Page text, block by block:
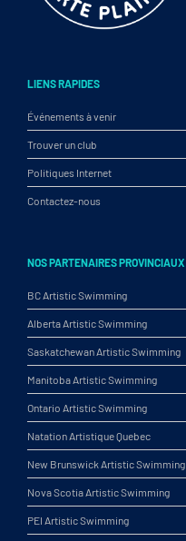
LIENS RAPIDES
Événements à venir
Trouver un club
Politiques Internet
Contactez-nous
NOS PARTENAIRES PROVINCIAUX
BC Artistic Swimming
Alberta Artistic Swimming
Saskatchewan Artistic Swimming
Manitoba Artistic Swimming
Ontario Artistic Swimming
Natation Artistique Quebec
New Brunswick Artistic Swimming
Nova Scotia Artistic Swimming
PEI Artistic Swimming